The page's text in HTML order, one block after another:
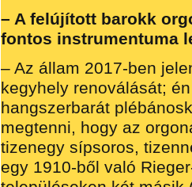
– A felújított barokk
fontos instrumentuma
– Az állam 2017-ben
kegyhely renoválását;
hangszerbarát
megtenni, hogy az
tizenegy sípsoros,
egy 1910-ből való